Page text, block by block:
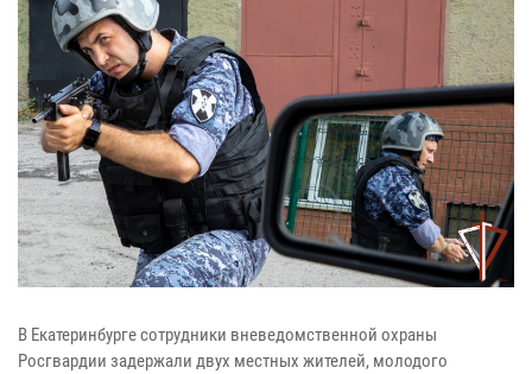
В Екатеринбурге сотрудники вневедомственной охраны
Росгвардии задержали двух местных жителей, молодого